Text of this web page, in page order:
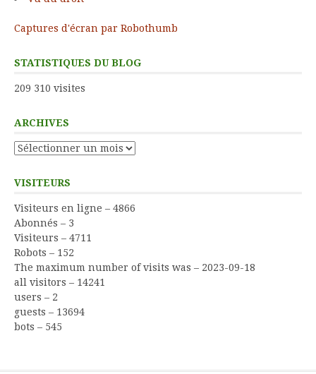
Captures d'écran par Robothumb
STATISTIQUES DU BLOG
209 310 visites
ARCHIVES
Archives
VISITEURS
Visiteurs en ligne – 4866
Abonnés – 3
Visiteurs – 4711
Robots – 152
The maximum number of visits was – 2023-09-18
all visitors – 14241
users – 2
guests – 13694
bots – 545